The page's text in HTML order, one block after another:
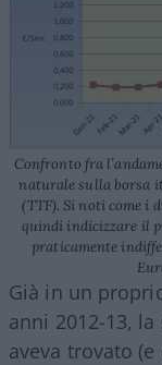
Confronto fra
naturale sulla borsa
(TTF). Si noti come i
quindi indicizzare il
praticamente
Già in un
anni 2012-13,
aveva trovato